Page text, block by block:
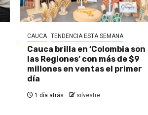
CAUCA TENDENCIA ESTA SEMANA
Cauca brilla en ‘Colombia son
las Regiones’ con más de $9
millones en ventas el primer
día
1 día atrás silvestre